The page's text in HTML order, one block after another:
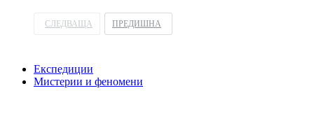
СЛЕДВАЩА ПРЕДИШНА
Експедиции
Мистерии и феномени